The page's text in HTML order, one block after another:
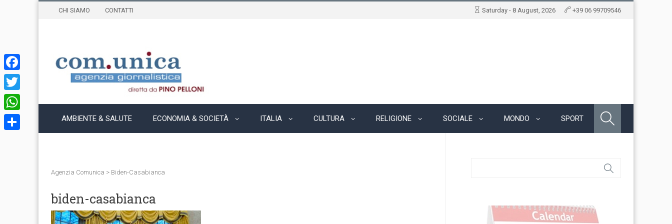
CHI SIAMO CONTATTI Saturday - 8 August, 2026 +39 06 99709546
AMBIENTE & SALUTE ECONOMIA & SOCIETÀ ITALIA CULTURA RELIGIONE SOCIALE MONDO SPORT
Agenzia Comunica > Biden-Casabianca
biden-casabianca
Facebook
Twitter
WhatsApp